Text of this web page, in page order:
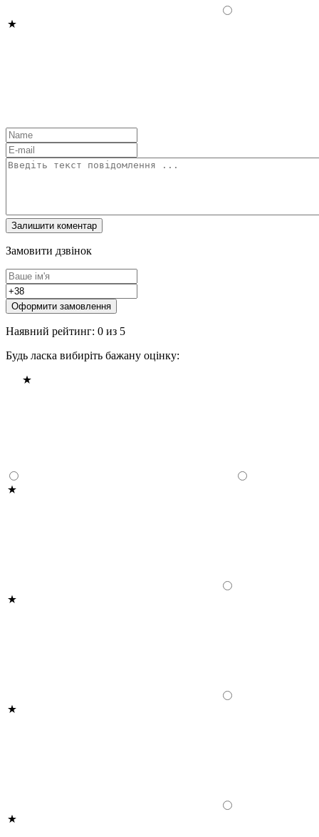
Замовити дзвінок
Оформити замовлення
Наявний рейтинг: 0 из 5
Будь ласка вибиріть бажану оцінку: